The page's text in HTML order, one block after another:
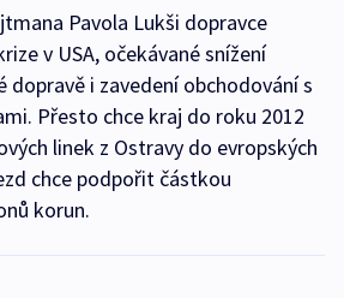
Pavola Lukši dopravce
v USA, očekávané snížení
dopravě i zavedení obchodování s
Přesto chce kraj do roku 2012
linek z Ostravy do evropských
chce podpořit částkou
korun.